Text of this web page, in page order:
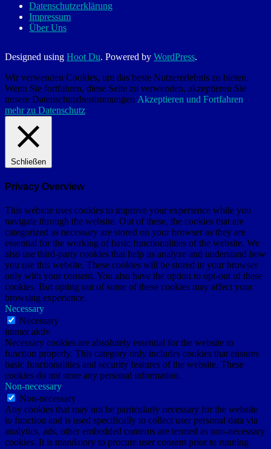
Datenschutzerklärung
Impressum
Über Uns
Designed using Hoot Du. Powered by WordPress.
Wir verwenden Cookies, um das beste Nutzererlebnis zu bieten.
Wenn Sie fortfahren, diese Seite zu verwenden, akzeptieren Sie
unsere Datenschutzbestimmungen Akzeptieren und Fortfahren
mehr zu Datenschutz
Schließen
Privacy Overview
This website uses cookies to improve your experience while you
navigate through the website. Out of these, the cookies that are
categorized as necessary are stored on your browser as they are
essential for the working of basic functionalities of the website. We
also use third-party cookies that help us analyze and understand how
you use this website. These cookies will be stored in your browser
only with your consent. You also have the option to opt-out of these
cookies. But opting out of some of these cookies may affect your
browsing experience.
Necessary
Necessary
immer aktiv
Necessary cookies are absolutely essential for the website to
function properly. This category only includes cookies that ensures
basic functionalities and security features of the website. These
cookies do not store any personal information.
Non-necessary
Non-necessary
Any cookies that may not be particularly necessary for the website
to function and is used specifically to collect user personal data via
analytics, ads, other embedded contents are termed as non-necessary
cookies. It is mandatory to procure user consent prior to running